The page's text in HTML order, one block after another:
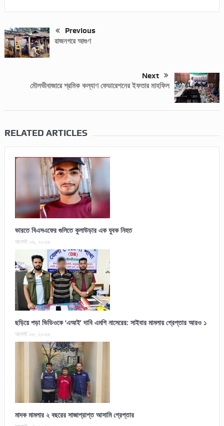
Previous
রাজনগরে আগুণ
Next
মৌলভীবাজারে শ্রমিক কল্যাণ ফেডারেশনের ইফতার মাহফিল
RELATED ARTICLES
ভারতে বিএসএফের গুলিতে কুলাউড়ার এক যুবক নিহত
আগস্ট ০৯, ২০২৬
ছড়িয়ে পড়া ভিডিওকে ‘এআই’ দাবি এমপি নাসেরের: সাইবার মামলায় গ্রেপ্তার আরও ১
আগস্ট ০৮, ২০২৬
মাদক মামলার ২ বছরের সাজাপ্রাপ্ত আসামি গ্রেপ্তার